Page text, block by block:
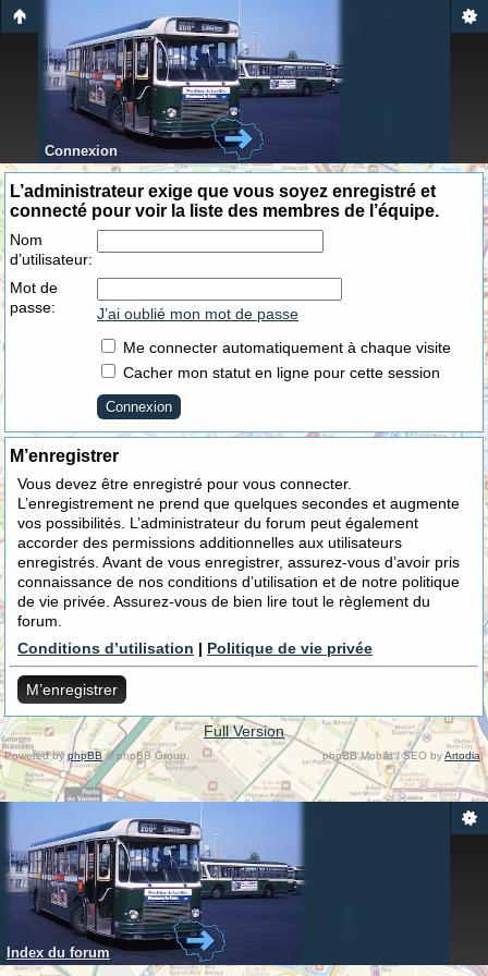
Connexion
L’administrateur exige que vous soyez enregistré et
connecté pour voir la liste des membres de l’équipe.
Nom
d’utilisateur:
Mot de
passe:
J’ai oublié mon mot de passe
Me connecter automatiquement à chaque visite
Cacher mon statut en ligne pour cette session
M’enregistrer
Vous devez être enregistré pour vous connecter.
L’enregistrement ne prend que quelques secondes et augmente
vos possibilités. L’administrateur du forum peut également
accorder des permissions additionnelles aux utilisateurs
enregistrés. Avant de vous enregistrer, assurez-vous d’avoir pris
connaissance de nos conditions d’utilisation et de notre politique
de vie privée. Assurez-vous de bien lire tout le règlement du
forum.
Conditions d’utilisation | Politique de vie privée
M’enregistrer
Full Version
Powered byphpBB© phpBB Group. phpBB Mobile / SEO byArtodia.
Index du forum